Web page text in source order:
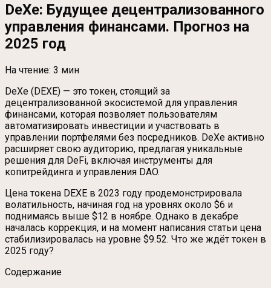
DeXe: Будущее децентрализованного
управления финансами. Прогноз на
2025 год
На чтение: 3 мин
DeXe (DEXE) — это токен, стоящий за
децентрализованной экосистемой для управления
финансами, которая позволяет пользователям
автоматизировать инвестиции и участвовать в
управлении портфелями без посредников. DeXe активно
расширяет свою аудиторию, предлагая уникальные
решения для DeFi, включая инструменты для
копитрейдинга и управления DAO.
Цена токена DEXE в 2023 году продемонстрировала
волатильность, начиная год на уровнях около $6 и
поднимаясь выше $12 в ноябре. Однако в декабре
началась коррекция, и на момент написания статьи цена
стабилизировалась на уровне $9.52. Что же ждёт токен в
2025 году?
Содержание